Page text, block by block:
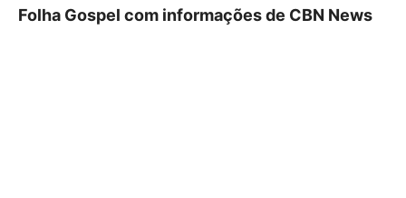
Folha Gospel com informações de CBN News